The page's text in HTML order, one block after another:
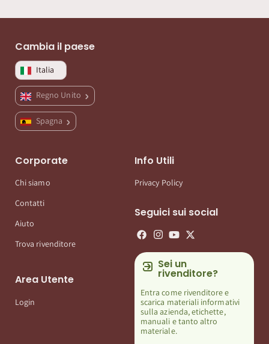
Cambia il paese
Italia
Regno Unito
Spagna
Corporate
Chi siamo
Contatti
Aiuto
Trova rivenditore
Area Utente
Login
Info Utili
Privacy Policy
Seguici sui social
Sei un
rivenditore?
Entra come rivenditore e
scarica materiali informativi
sulla azienda, etichette,
manuali e tanto altro
materiale.